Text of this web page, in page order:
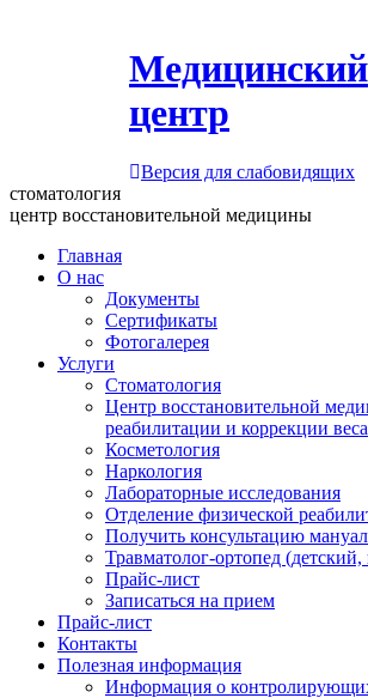
Медицинский
центр
Версия для слабовидящих
стоматология
центр восстановительной медицины
Главная
О нас
Документы
Сертификаты
Фотогалерея
Услуги
Стоматология
Центр восстановительной
реабилитации и коррекции веса
Косметология
Наркология
Лабораторные исследования
Отделение физической
Получить консультацию
Травматолог-ортопед
Прайс-лист
Записаться на прием
Прайс-лист
Контакты
Полезная информация
Информация о